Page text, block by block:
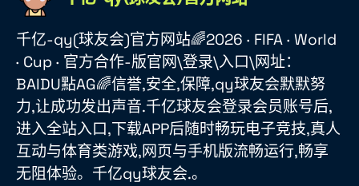
千亿-qy(球友会)官方网站🌈2026 · FIFA · World
· Cup · 官方合作-版官网\登录\入口\网址：
BAIDU點AG🌈信誉,安全,保障,qy球友会默默努
力,让成功发出声音.千亿球友会登录会员账号后,
进入全站入口,下载APP后随时畅玩电子竞技,真人
互动与体育类游戏,网页与手机版流畅运行,畅享
无阻体验。千亿qy球友会.。